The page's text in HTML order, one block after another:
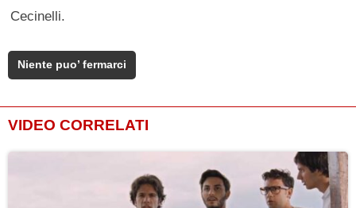
Cecinelli.
Niente puo’ fermarci
VIDEO CORRELATI